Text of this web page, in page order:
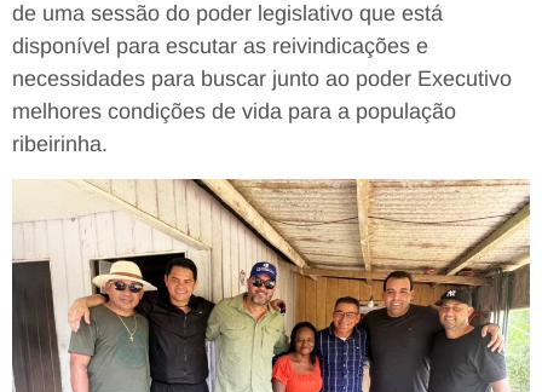
de uma sessão do poder legislativo que está
disponível para escutar as reivindicações e
necessidades para buscar junto ao poder Executivo
melhores condições de vida para a população
ribeirinha.